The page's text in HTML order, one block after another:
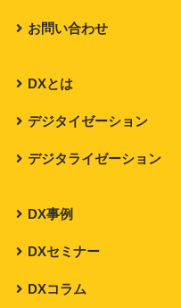
お問い合わせ
DXとは
デジタイゼーション
デジタライゼーション
DX事例
DXセミナー
DXコラム